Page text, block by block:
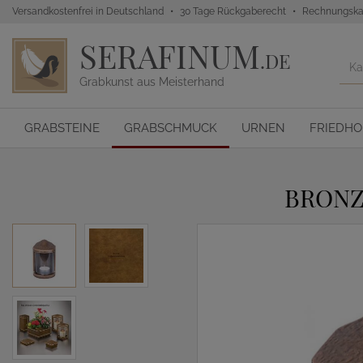
Versandkostenfrei in Deutschland 30 Tage Rückgaberecht
SERAFINUM.DE
Grabkunst aus Meisterhand
GRABSTEINE GRABSCHMUCK URNEN